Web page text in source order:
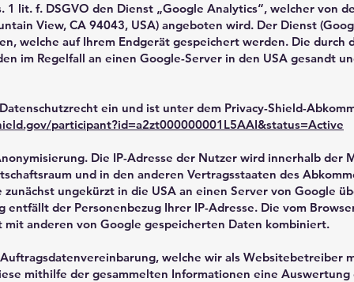
1 lit. f. DSGVO den Dienst „Google Analytics“, welcher von
View, CA 94043, USA) angeboten wird. Der Dienst
welche auf Ihrem Endgerät gespeichert werden. Die durch
im Regelfall an einen Google-Server in den USA gesandt
ein und ist unter dem Privacy-Shield-
participant?id=a2zt000000001L5AAI&status=Active
Die IP-Adresse der Nutzer wird innerhalb der
und in den anderen Vertragsstaaten des
ungekürzt in die USA an einen Server von Google
entfällt der Personenbezug Ihrer IP-Adresse. Die vom
mit anderen von Google gespeicherten Daten kombiniert.
welche wir als Websitebetreiber
mithilfe der gesammelten Informationen eine Auswertung